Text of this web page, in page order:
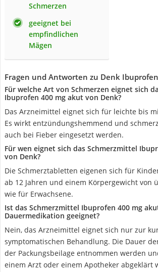
Schmerzen
geeignet bei
empfindlichen
Mägen
Fragen und Antworten zu Denk
Für welche Art von Schmerzen eignet sich
Ibuprofen 400 mg akut von Denk?
Das Arzneimittel eignet sich für leichte bis
Es wirkt entzündungshemmend und
auch bei Fieber eingesetzt werden.
Für wen eignet sich das Schmerzmittel
von Denk?
Die Schmerztabletten eigenen sich für
ab 12 Jahren und einem Körpergewicht von
wie für Erwachsene.
Ist das Schmerzmittel Ibuprofen 400 mg
Dauermedikation geeignet?
Nein, das Arzneimittel eignet sich nur zur
symptomatischen Behandlung. Die Dauer
der Packungsbeilage entnommen werden
einem Arzt oder einem Apotheker abgeklärt